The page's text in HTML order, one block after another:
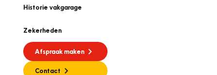
Historie vakgarage
Zekerheden
Afspraak maken
Contact